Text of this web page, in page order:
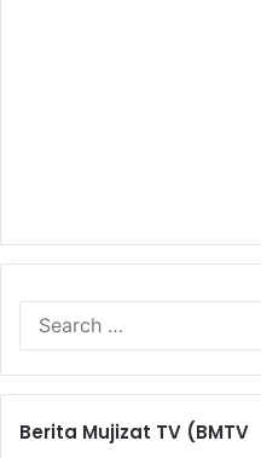
Berita Mujizat TV (BMTV